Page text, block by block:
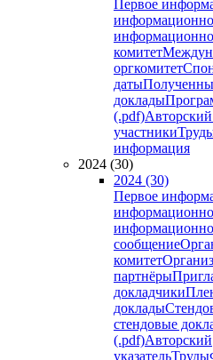
Первое
комитет
оргкомитет
даты
доклады
(.pdf)Авторский
участники
информация
2024 (30)
2024 (30)
Первое
сообщение
комитет
партнёры
докладчики
доклады
стендовые
(.pdf)Авторский
указательТруды